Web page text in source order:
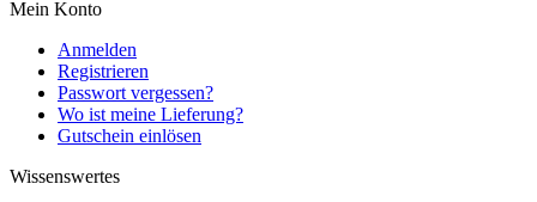
Mein Konto
Anmelden
Registrieren
Passwort vergessen?
Wo ist meine Lieferung?
Gutschein einlösen
Wissenswertes